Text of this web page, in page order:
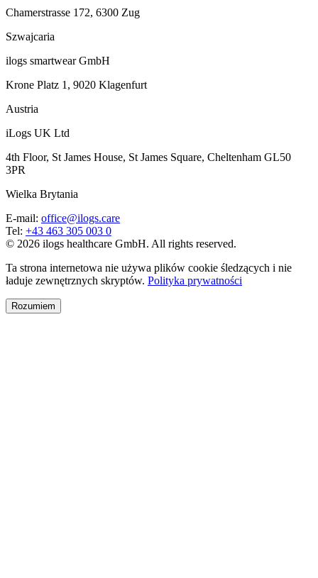
Chamerstrasse 172, 6300 Zug
Szwajcaria
ilogs smartwear GmbH
Krone Platz 1, 9020 Klagenfurt
Austria
iLogs UK Ltd
4th Floor, St James House, St James Square, Cheltenham GL50
3PR
Wielka Brytania
E-mail: office@ilogs.care
Tel: +43 463 305 003 0
© 2026 ilogs healthcare GmbH. All rights reserved.
Ta strona internetowa nie używa plików cookie śledzących i nie
ładuje zewnętrznych skryptów. Polityka prywatności
Rozumiem